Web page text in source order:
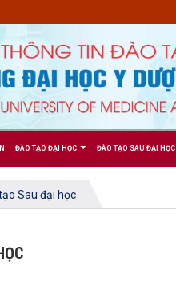
ĐÀO TẠO ĐẠI HỌC ĐÀO TẠO SAU ĐẠI HỌC
Sau đại học